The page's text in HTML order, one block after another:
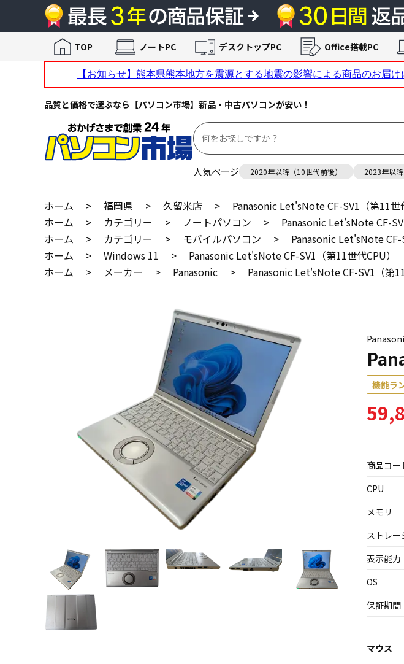
品質と価格で選ぶなら【パソコン市場】新品・中古パソコンが安い！
人気ページ 2020年以降（10世代前後） 2023年以降
TOP ノートPC デスクトップPC Office搭載PC
ホーム > 福岡県 > 久留米店 >
Panasonic Let'sNote CF-SV1（第11世
ホーム
> カテゴリー > ノートパソコン >
Panasonic Let'sNote CF-
ホーム
> カテゴリー > モバイルパソコン >
Panasonic Let'sNote CF-
ホーム
> Windows 11 >
Panasonic Let'sNote CF-SV1（第11世代CPU）
ホーム
> メーカー > Panasonic > Panasonic Let'sNote CF-SV1（第11
機能ラ
商品コー
CPU
メモリ
ストレー
表示能力
OS
保証期間
マウス